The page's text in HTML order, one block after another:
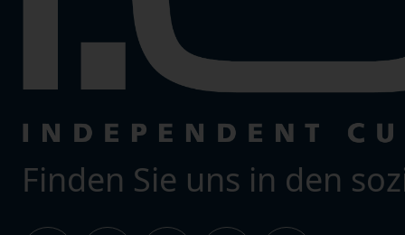
Finden Sie uns in den